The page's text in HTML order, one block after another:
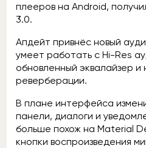
плееров на Android,
3.0.
Апдейт привнёс новый
умеет работать с Hi-Res
обновленный эквалайзер
реверберации.
В плане интерфейса
панели, диалоги и
больше похож на Material
кнопки воспроизведения